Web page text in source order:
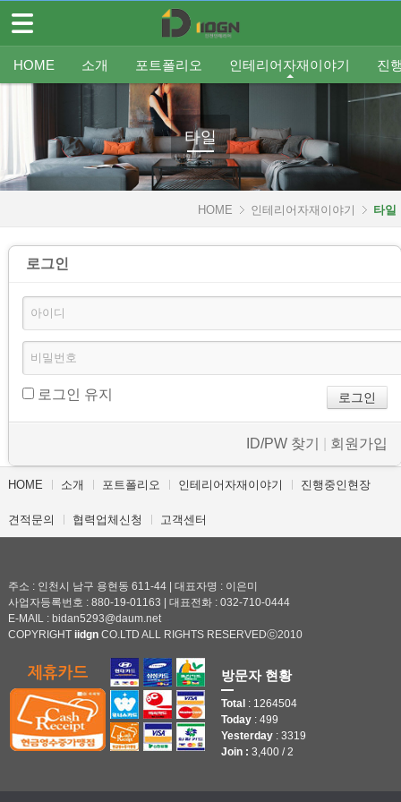
HOME 소개 포트폴리오 인테리어자재이야기 진
조직도 오시는 길
평형별샷시 기타공사
욕실 타일 바닥재 벽지
무료출장견적 인테리어셀프자동견적
Q&A FAQ
타일
HOME 인테리어자재이야기 타일
로그인
로그인 유지
ID/PW 찾기 회원가입
HOME 소개 포트폴리오 인테리어자재이야기 진행중인현장
견적문의 협력업체신청 고객센터
주소 : 인천시 남구 용현동 611-44 | 대표자명 : 이은미
사업자등록번호 : 880-19-01163 | 대표전화 : 032-710-0444
E-MAIL : bidan5293@daum.net
COPYRIGHT iidgnCO.LTD ALL RIGHTS RESERVEDⓒ2010
방문자 현황
Total : 1264504
Today : 499
Yesterday : 3319
Join : 3,400 / 2
HOME
포트폴리오
인테리어자재이야기
- 중문/파티션
- 타일
- 가구류
- 도어류
- 몰딩
- 하이샷시 브랜드
- 폴딩도어
진행중인현장
견적문의
협력업체신청